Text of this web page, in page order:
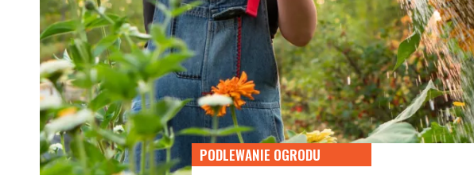
PODLEWANIE OGRODU